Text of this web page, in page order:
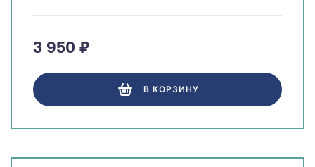
3 950 ₽
В КОРЗИНУ